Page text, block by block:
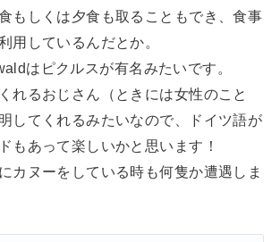
もしくは夕食も取ることもでき、食事
用しているんだとか。
はピクルスが有名みたいです。
れるおじさん（ときには女性のこと
してくれるみたいなので、ドイツ語が
もあって楽しいかと思います！
カヌーをしている時も何隻か遭遇しま